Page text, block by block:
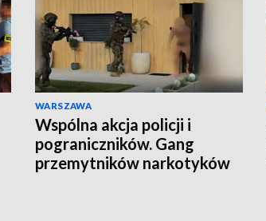
WARSZAWA
Wspólna akcja policji i
pograniczników. Gang
przemytników narkotyków